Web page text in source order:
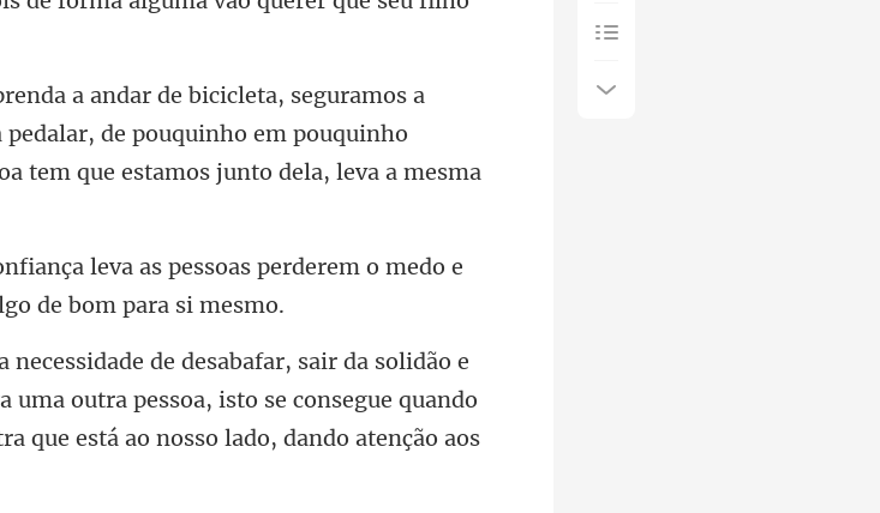
pedalar, de pouquinho em pouquinho
va as pessoas perderem o medo e
uma outra pessoa, isto se consegue quando